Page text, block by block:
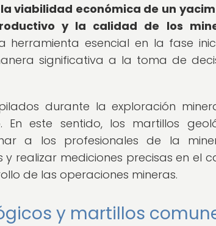
viabilidad económica de un
y la calidad de los
herramienta esencial en la fase
significativa a la toma de
durante la exploración
este sentido, los martillos
a los profesionales de la
realizar mediciones precisas en el
de las operaciones mineras.
y martillos